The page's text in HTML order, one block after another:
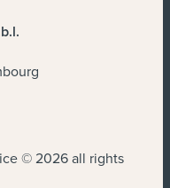
© 2026 all rights